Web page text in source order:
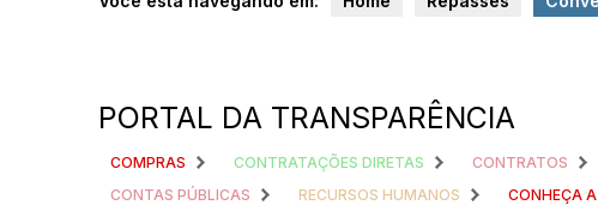
PORTAL DA TRANSPARÊNCIA
COMPRAS CONTRATAÇÕES DIRETAS CONTRATOS
CONTAS PÚBLICAS
RECURSOS HUMANOS CONHEÇA A